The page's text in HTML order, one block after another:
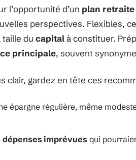
l’opportunité d’un plan retraite
perspectives. Flexibles,
taille du capitalà constituer.
principale, souvent
clair, gardez en tête ces
épargne régulière, même
dépenses imprévues qui